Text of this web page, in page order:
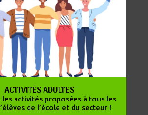
ACTIVITÉS ADULTES
les activités proposées à tous les
de l’école et du secteur !